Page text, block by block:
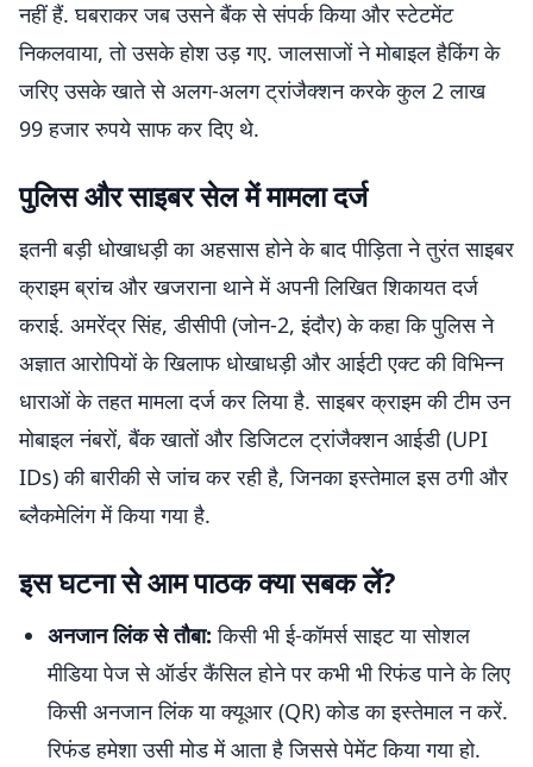
नहीं हैं. घबराकर जब उसने बैंक से संपर्क किया और स्टेटमेंट
निकलवाया, तो उसके होश उड़ गए. जालसाजों ने मोबाइल हैकिंग के
जरिए उसके खाते से अलग-अलग ट्रांजैक्शन करके कुल 2 लाख
99 हजार रुपये साफ कर दिए थे.
पुलिस और साइबर सेल में मामला दर्ज
इतनी बड़ी धोखाधड़ी का अहसास होने के बाद पीड़िता ने तुरंत साइबर
क्राइम ब्रांच और खजराना थाने में अपनी लिखित शिकायत दर्ज
कराई. अमरेंद्र सिंह, डीसीपी (जोन-2, इंदौर) के कहा कि पुलिस ने
अज्ञात आरोपियों के खिलाफ धोखाधड़ी और आईटी एक्ट की विभिन्न
धाराओं के तहत मामला दर्ज कर लिया है. साइबर क्राइम की टीम उन
मोबाइल नंबरों, बैंक खातों और डिजिटल ट्रांजैक्शन आईडी (UPI
IDs) की बारीकी से जांच कर रही है, जिनका इस्तेमाल इस ठगी और
ब्लैकमेलिंग में किया गया है.
इस घटना से आम पाठक क्या सबक लें?
अनजान लिंक से तौबा:किसी भी ई-कॉमर्स साइट या सोशल
मीडिया पेज से ऑर्डर कैंसिल होने पर कभी भी रिफंड पाने के लिए
किसी अनजान लिंक या क्यूआर (QR) कोड का इस्तेमाल न करें.
रिफंड हमेशा उसी मोड में आता है जिससे पेमेंट किया गया हो.